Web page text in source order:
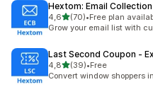
Hextom: Email
4,6na 5 gwiazdek
(70)
Łączna liczba recenzji: 70
•Free plan
Grow your email list with
Last Second Coupon ‑
4,8na 5 gwiazdek
(39)
Łączna liczba recenzji: 39
•Free
Convert window shoppers